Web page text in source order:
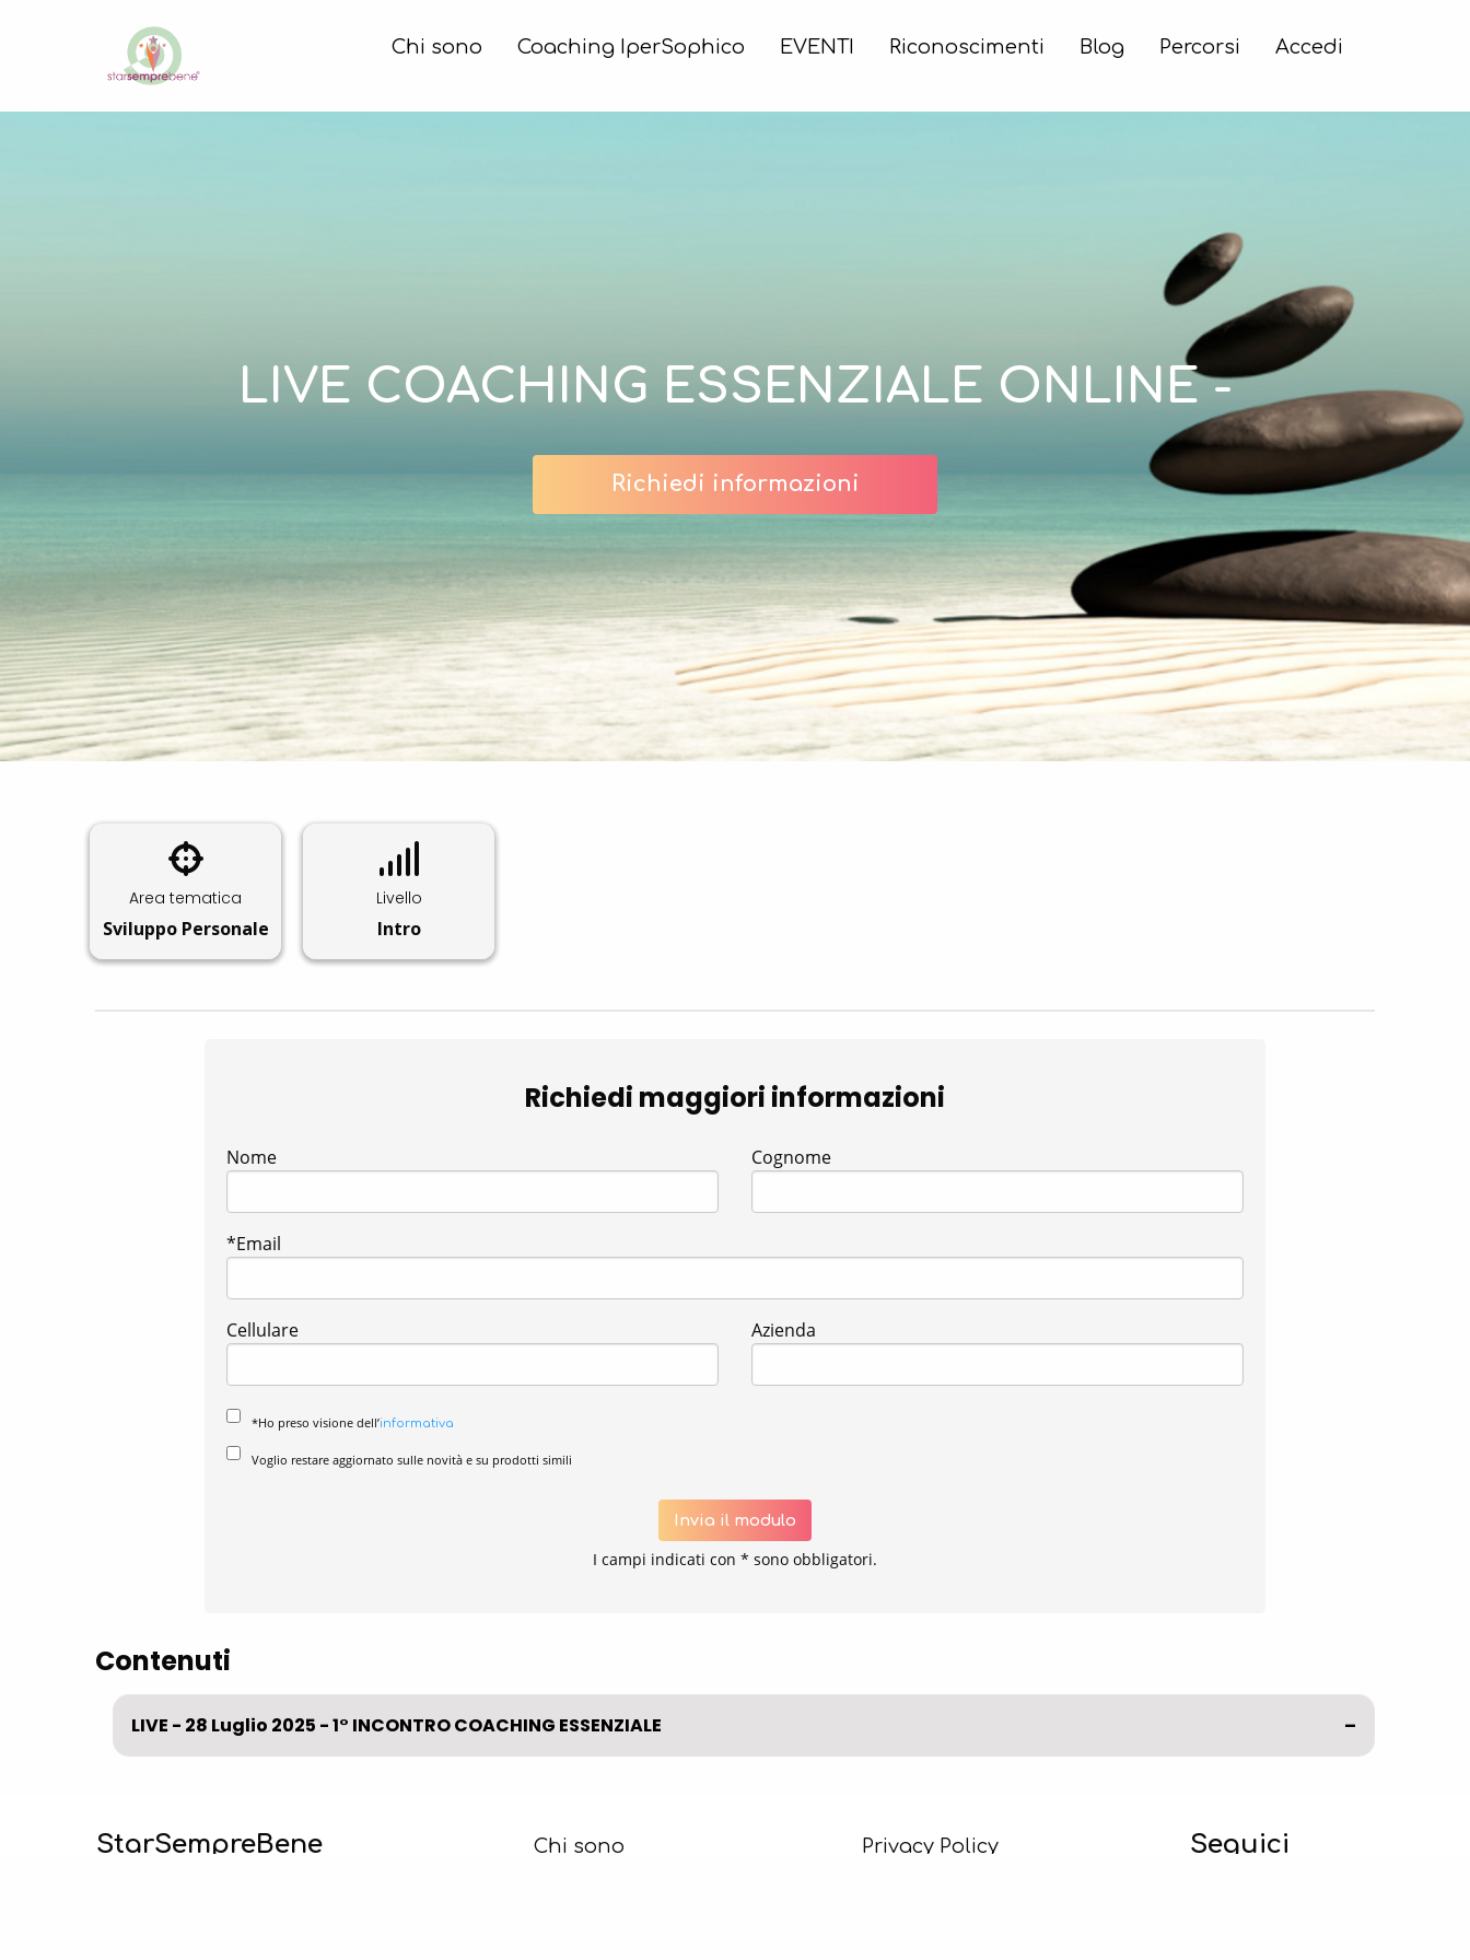
Chi sono Coaching IperSophico EVENTI Riconoscimenti Blog Percorsi Accedi
LIVE COACHING ESSENZIALE ONLINE -
Richiedi informazioni
Area tematica
Sviluppo Personale
Livello
Intro
Richiedi maggiori informazioni
Nome Cognome
*Email
Cellulare Azienda
*Ho preso visione dell’informativa
Voglio restare aggiornato sulle novità e su prodotti simili
Invia il modulo
I campi indicati con * sono obbligatori.
Contenuti
LIVE - 28 Luglio 2025 - 1° INCONTRO COACHING ESSENZIALE
StarSempreBene
Chi sono
Privacy Policy
Seguici